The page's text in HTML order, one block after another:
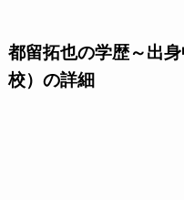
都留拓也の学歴～出
校）の詳細